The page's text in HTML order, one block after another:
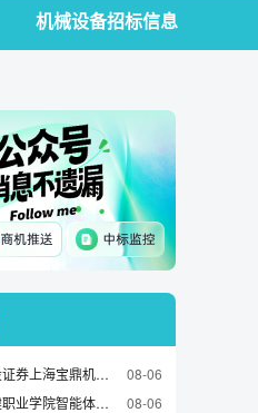
机械设备招标信息
【招标公告】中信建投证券上海宝鼎机房柴油发电机应急供电服务采购项目谈判公告
08-06
【招标公告】上海城建职业学院智能体测中心建设项目公开招标公告
08-06